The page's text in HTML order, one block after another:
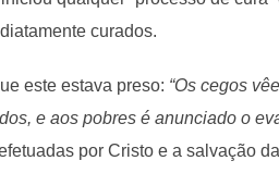
curados.
este estava preso: “Os cegos
e aos pobres é anunciado o
por Cristo e a salvação